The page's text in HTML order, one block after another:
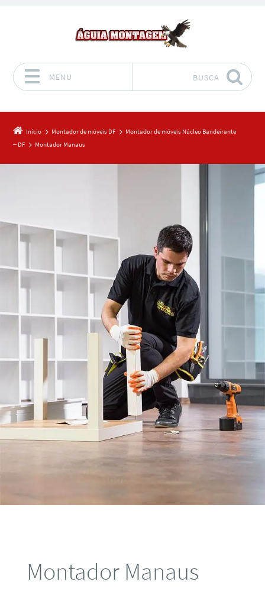
MENU BUSCA
Início Montador de móveis DF
Montador de móveis Núcleo Bandeirante
– DF
Montador Manaus
Montador Manaus